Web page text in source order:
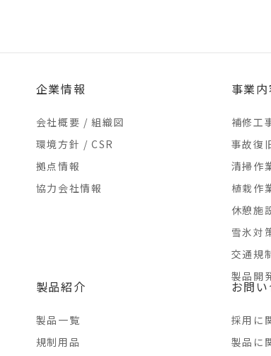
企業情報
会社概要 / 組織図
環境方針 / CSR
拠点情報
協力会社情報
事業内
補修工
事故復
清掃作
植栽作
休憩施
雪氷対
交通規
製品開
製品紹介
製品一覧
規制用品
お問
採用に
製品に